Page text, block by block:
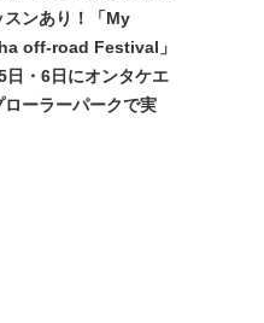
スンあり！「My
off-road Festival」
日・6日にオンタケエ
ローラーパークで実